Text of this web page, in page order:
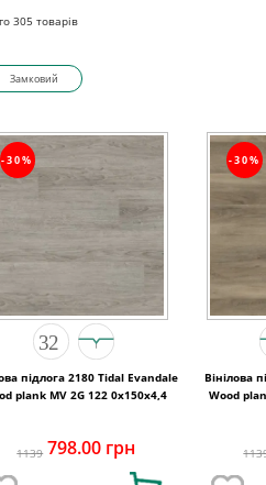
305 товарів
Замковий
-30%
підлога 2180 Tidal Evandale
plank MV 2G 122 0х150х4,4
1139 798.00 грн
-30%
Вінілова
Wood